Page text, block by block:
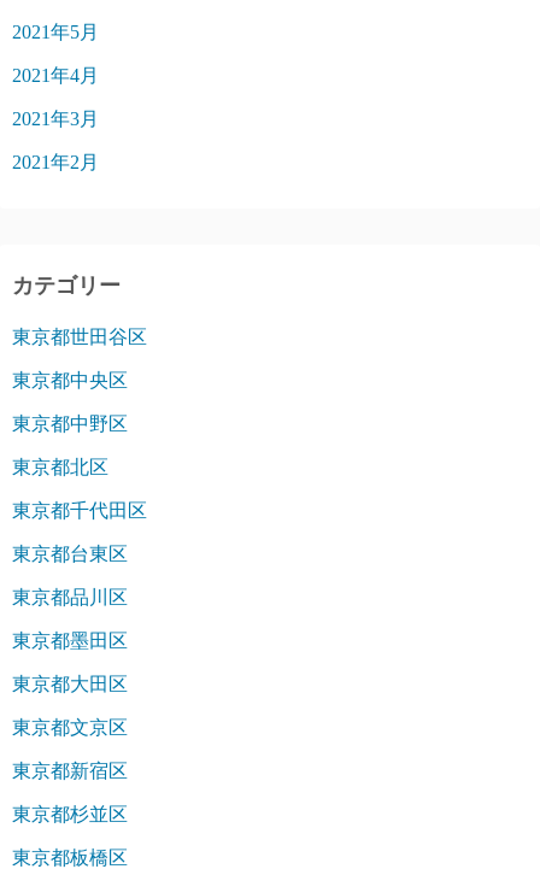
2021年5月
2021年4月
2021年3月
2021年2月
カテゴリー
東京都世田谷区
東京都中央区
東京都中野区
東京都北区
東京都千代田区
東京都台東区
東京都品川区
東京都墨田区
東京都大田区
東京都文京区
東京都新宿区
東京都杉並区
東京都板橋区